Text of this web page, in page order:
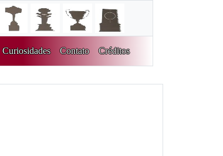
Curiosidades Contato Créditos